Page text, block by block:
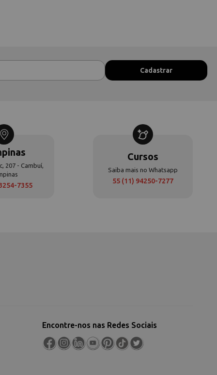
207 - Cambuí,
7355
Cursos
Saiba mais no Whatsapp
55 (11) 94250-7277
Encontre-nos nas Redes Sociais